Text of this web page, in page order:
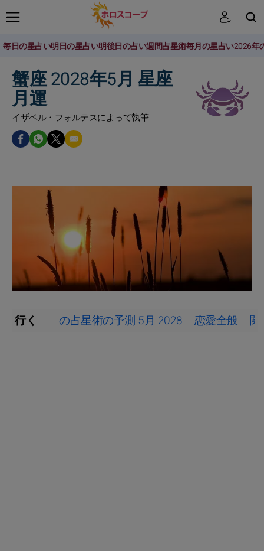
毎日の星占い明日の星占い明後日の占い週間占星術毎月の星占い2026年
蟹座 2028年5月 星座
月運
イザベル・フォルテスによって執筆
行く の占星術の予測 5月 2028 恋愛全般 関